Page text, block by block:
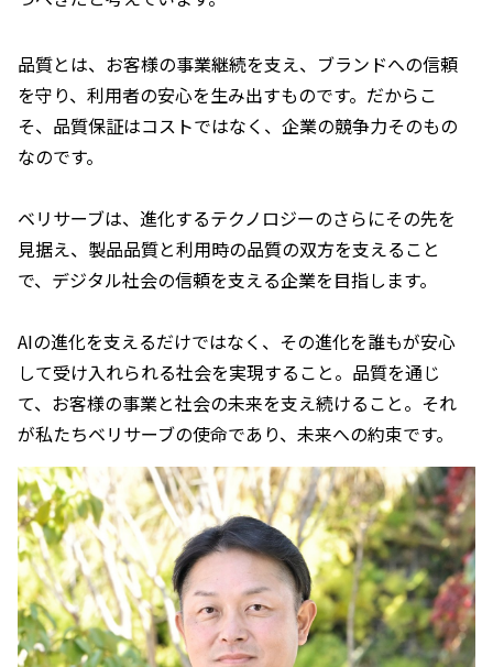
品質とは、お客様の事業継続を支え、ブランドへの信頼
を守り、利用者の安心を生み出すものです。だからこ
そ、品質保証はコストではなく、企業の競争力そのもの
なのです。
ベリサーブは、進化するテクノロジーのさらにその先を
見据え、製品品質と利用時の品質の双方を支えること
で、デジタル社会の信頼を支える企業を目指します。
AIの進化を支えるだけではなく、その進化を誰もが安心
して受け入れられる社会を実現すること。品質を通じ
て、お客様の事業と社会の未来を支え続けること。それ
が私たちベリサーブの使命であり、未来への約束です。